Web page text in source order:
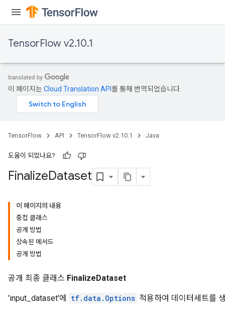
TensorFlow v2.10.1
이 페이지는Cloud Translation API 를 통해 번역되었습니다.
TensorFlow API TensorFlow v2.10.1 Java
도움이 되었나요?
FinalizeDataset
이 페이지의 내용
중첩 클래스
공개 방법
상속된 메서드
공개 방법
공개 최종 클래스 FinalizeDataset
'input_dataset'에 tf.data.Options 적용하여 데이터세트를